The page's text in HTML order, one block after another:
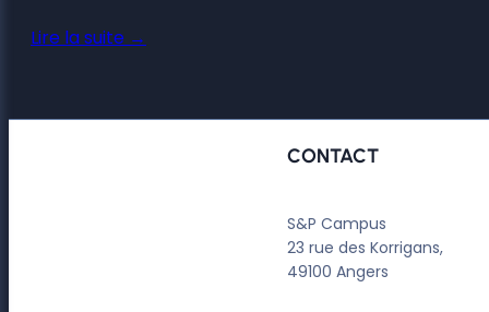
Lire la suite →
CONTACT
S&P Campus
23 rue des Korrigans,
49100 Angers